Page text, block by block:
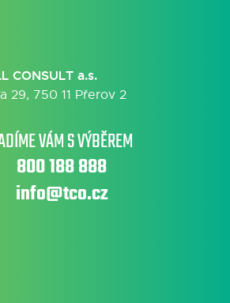
CONSULT a.s.
29, 750 11 Přerov 2
VÁM S VÝBĚREM
800 188 888
info@tco.cz